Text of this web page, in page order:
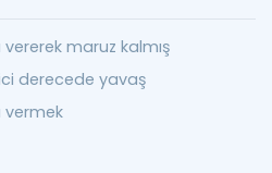
vererek maruz kalmış
derecede yavaş
vermek